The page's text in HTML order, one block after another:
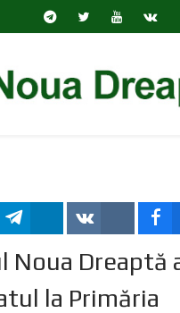
Noua Dreaptă
la Primăria